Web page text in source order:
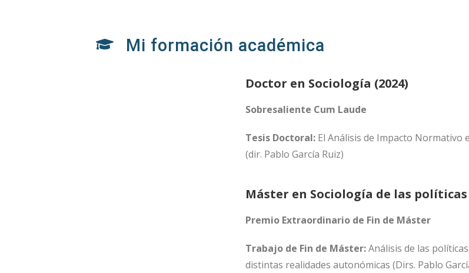
Mi formación académica
Doctor en Sociología (2024)
Sobresaliente Cum Laude
Tesis Doctoral: El Análisis de Impacto Normativo
(dir. Pablo García Ruiz)
Máster en Sociología de las políticas
Premio Extraordinario de Fin de Máster
Trabajo de Fin de Máster:Análisis de las
distintas realidades autonómicas (Dirs. Pablo